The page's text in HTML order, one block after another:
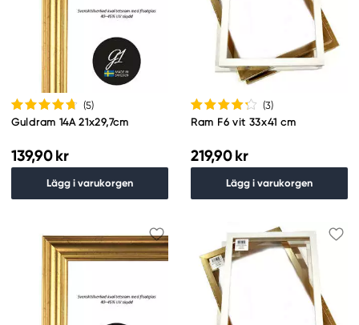
(5)
Guldram 14A 21x29,7cm
139,90 kr
Lägg i varukorgen
(3)
Ram F6 vit 33x41 cm
219,90 kr
Lägg i varukorgen